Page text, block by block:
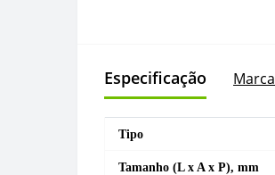
Especificação Marca
Tipo
Tamanho (L x A x P), mm